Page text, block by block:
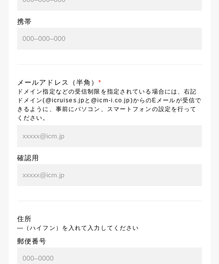
携帯
メールアドレス（半角）*
ドメイン指定などの受信制限を指定されている場合には、右記
ドメイン(@icruises.jpと@icm-i.co.jp)からのEメールが受信で
きるように、事前にパソコン、スマートフォンの設定を行って
ください。
確認用
住所
―（ハイフン）を入れて入力してください
郵便番号